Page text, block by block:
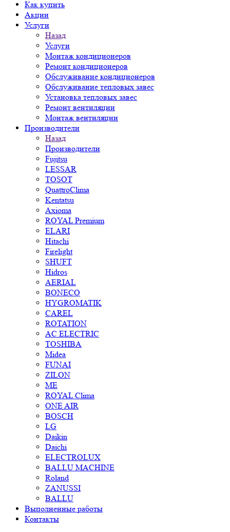
Как купить
Акции
Услуги
Назад
Услуги
Монтаж кондиционеров
Ремонт кондиционеров
Обслуживание кондиционеров
Обслуживание тепловых завес
Установка тепловых завес
Ремонт вентиляции
Монтаж вентиляции
Производители
Назад
Производители
Fujitsu
LESSAR
TOSOT
QuattroClima
Kentatsu
Axioma
ROYAL Premium
ELARI
Hitachi
Firelight
SHUFT
Hidros
AERIAL
BONECO
HYGROMATIK
CAREL
ROTATION
AC ELECTRIC
TOSHIBA
Midea
FUNAI
ZILON
ME
ROYAL Clima
ONE AIR
BOSCH
LG
Daikin
Daichi
ELECTROLUX
BALLU MACHINE
Roland
ZANUSSI
BALLU
Выполненные работы
Контакты